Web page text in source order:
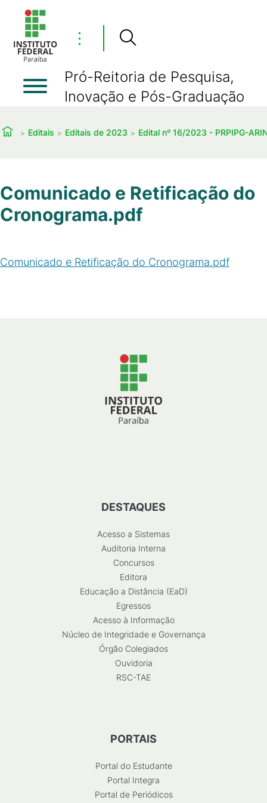
⋮
Pró-Reitoria de Pesquisa,
Inovação e Pós-Graduação
Editais Editais de 2023 Edital nº 16/2023 - PRPIPG-
Comunicado e Retificação do
Cronograma.pdf
Comunicado e Retificação do Cronograma.pdf
DESTAQUES
Acesso a Sistemas
Auditoria Interna
Concursos
Editora
Educação a Distância (EaD)
Egressos
Acesso à Informação
Núcleo de Integridade e Governança
Órgão Colegiados
Ouvidoria
RSC-TAE
PORTAIS
Portal do Estudante
Portal Integra
Portal de Periódicos